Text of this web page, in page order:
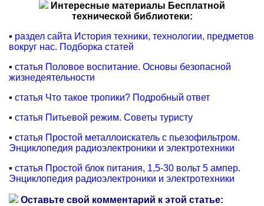
Интересные материалы Бесплатной
технической библиотеки:
▪ раздел сайта История техники, технологии, предметов
вокруг нас. Подборка статей
▪ статья Половое воспитание. Основы безопасной
жизнедеятельности
▪ статья Что такое тропики? Подробный ответ
▪ статья Питьевой режим. Советы туристу
▪ статья Простой металлоискатель с пьезофильтром.
Энциклопедия радиоэлектроники и электротехники
▪ статья Простой блок питания, 1,5-30 вольт 5 ампер.
Энциклопедия радиоэлектроники и электротехники
Оставьте свой комментарий к этой статье: